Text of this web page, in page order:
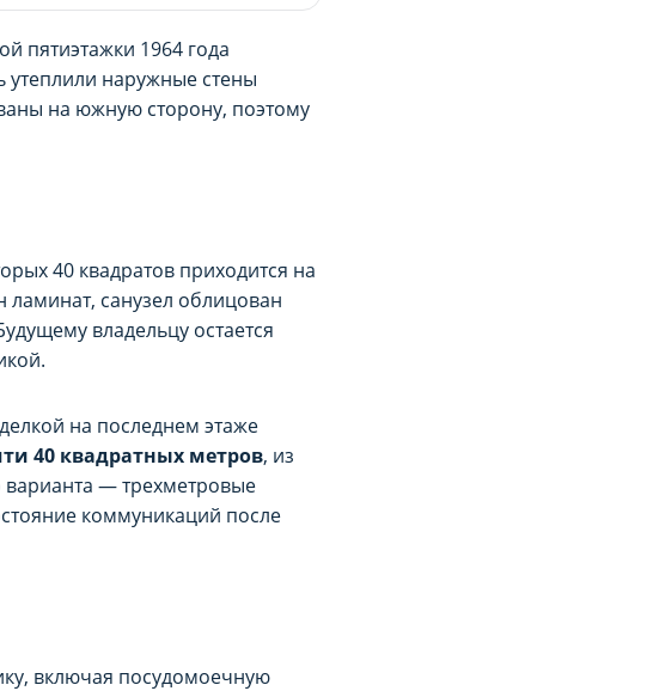
пятиэтажки 1964 года
наружные стены
на южную сторону, поэтому
40 квадратов приходится на
ламинат, санузел облицован
владельцу остается
на последнем этаже
40 квадратных метров, из
варианта — трехметровые
коммуникаций после
включая посудомоечную
качества рекламы
качества рекламы